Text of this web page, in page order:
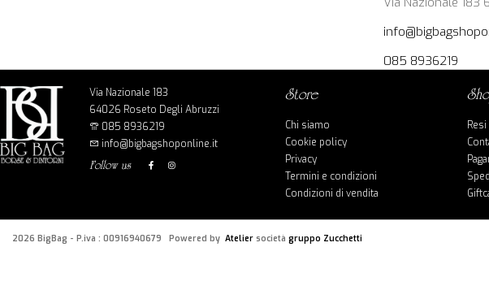
085 8936219
Via Nazionale 183
64026 Roseto Degli Abruzzi
085 8936219
info@bigbagshoponline.it
follow us
store
Chi siamo
Cookie policy
Privacy
Termini e condizioni
Condizioni di vendita
Resi
2026 BigBag - P.iva : 00916940679 Powered by Atelier società gruppo Zucchetti